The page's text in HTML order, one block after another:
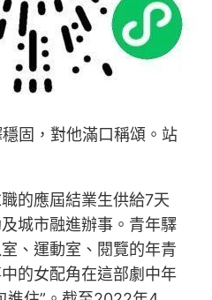
固，對他滿口稱頌。站
的應屆結業生供給7天
城市融進辦事。青年驛
、運動室、閱覽的年青
的女配角在這部劇中年